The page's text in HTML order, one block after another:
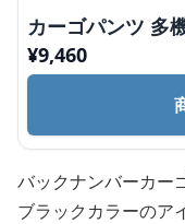
カーゴパンツ 多
¥9,460
バックナンバーカー
ブラックカラーのア